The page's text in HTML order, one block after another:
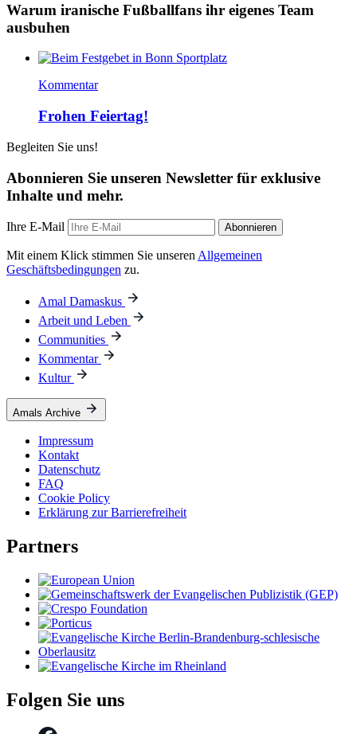
Warum iranische Fußballfans ihr eigenes Team
ausbuhen
Kommentar
Frohen Feiertag!
Begleiten Sie uns!
Abonnieren Sie unseren Newsletter für exklusive
Inhalte und mehr.
Ihre E-Mail Abonnieren
Mit einem Klick stimmen Sie unseren Allgemeinen
Geschäftsbedingungen zu.
Amal Damaskus
Arbeit und Leben
Communities
Kommentar
Kultur
Amals Archive
Impressum
Kontakt
Datenschutz
FAQ
Cookie Policy
Erklärung zur Barrierefreiheit
Partners
Folgen Sie uns